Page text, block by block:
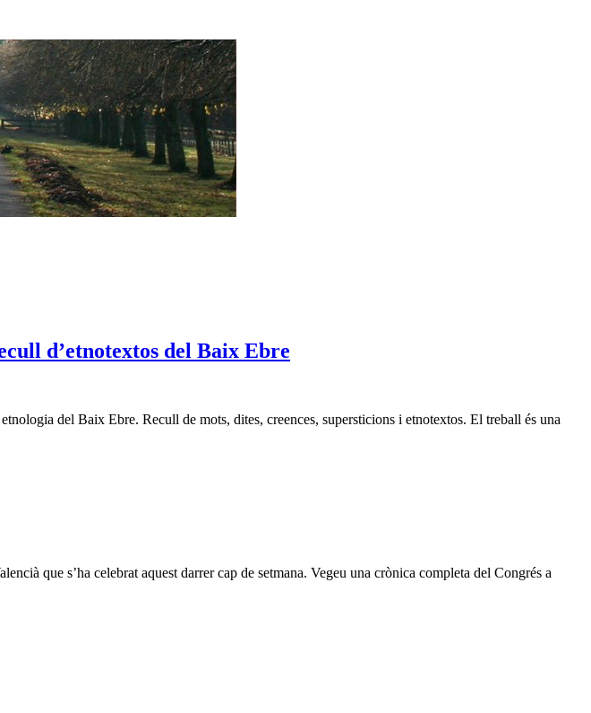
d’etnotextos del Baix Ebre
del Baix Ebre. Recull de mots, dites, creences, supersticions i etnotextos. El treball és una
que s’ha celebrat aquest darrer cap de setmana. Vegeu una crònica completa del Congrés a